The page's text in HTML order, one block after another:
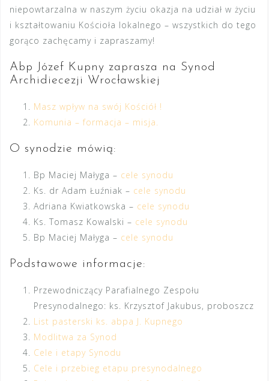
niepowtarzalna w naszym życiu okazja na udział w życiu
i kształtowaniu Kościoła lokalnego – wszystkich do tego
gorąco zachęcamy i zapraszamy!
Abp Józef Kupny zaprasza na Synod
Archidiecezji Wrocławskiej
Masz wpływ na swój Kościół !
Komunia – formacja – misja.
O synodzie mówią:
Bp Maciej Małyga – cele synodu
Ks. dr Adam Łuźniak – cele synodu
Adriana Kwiatkowska – cele synodu
Ks. Tomasz Kowalski – cele synodu
Bp Maciej Małyga – cele synodu
Podstawowe informacje:
Przewodniczący Parafialnego Zespołu
Presynodalnego: ks. Krzysztof Jakubus, proboszcz
List pasterski ks. abpa J. Kupnego
Modlitwa za Synod
Cele i etapy Synodu
Cele i przebieg etapu presynodalnego